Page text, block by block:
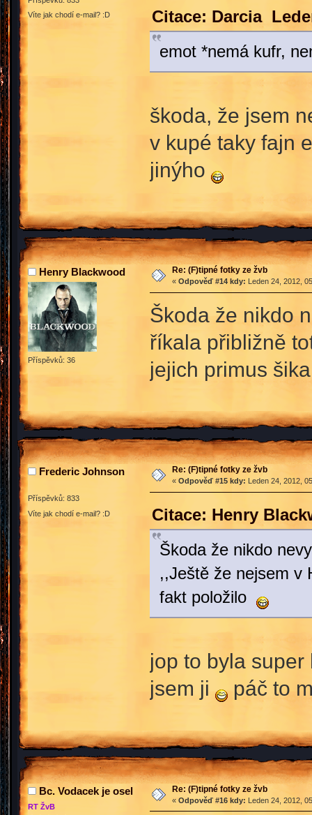
Víte jak chodí e-mail? :D
Citace: Darcia
emot *nemá kufr,
škoda, že jsem
v kupé taky fajn
jinýho
Henry Blackwood
Příspěvků: 36
Re: (F)tipné fotky ze žvb
« Odpověď #14 kdy: Leden 24, 2012,
Škoda že nikdo
říkala přibližně
jejich primus
Frederic Johnson
Příspěvků: 833
Víte jak chodí e-mail? :D
Re: (F)tipné fotky ze žvb
« Odpověď #15 kdy: Leden 24, 2012,
Citace: Henry
Škoda že nikdo
,,Ještě že nejsem v
fakt položilo
jop to byla
jsem ji
páč to
Bc. Vodacek je osel
RT ŽvB
Re: (F)tipné fotky ze žvb
« Odpověď #16 kdy: Leden 24, 2012,